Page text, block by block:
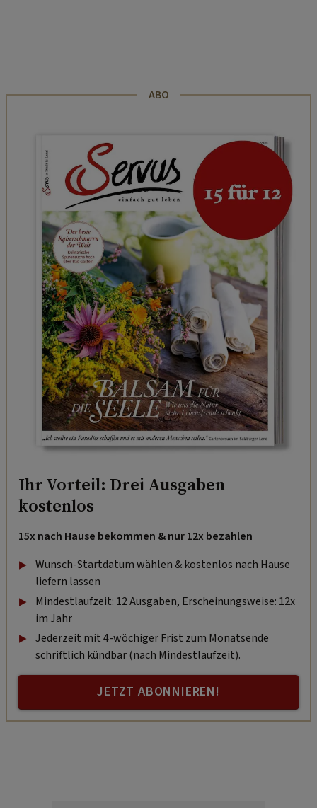
ABO
Ihr Vorteil: Drei Ausgaben
kostenlos
15x nach Hause bekommen & nur 12x bezahlen
Wunsch-Startdatum wählen & kostenlos nach Hause
liefern lassen
Mindestlaufzeit: 12 Ausgaben, Erscheinungsweise: 12x
im Jahr
Jederzeit mit 4-wöchiger Frist zum Monatsende
schriftlich kündbar (nach Mindestlaufzeit).
JETZT ABONNIEREN!